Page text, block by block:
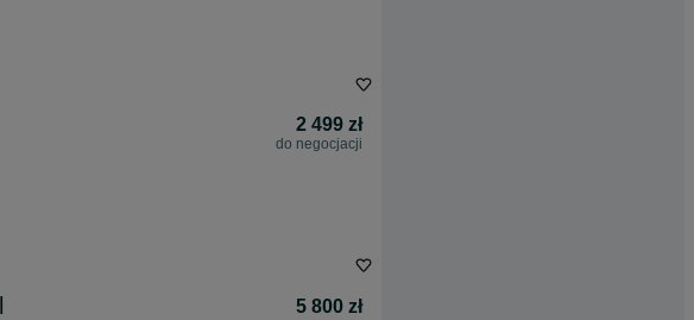
2 499 zł
do negocjacji
5 800 zł